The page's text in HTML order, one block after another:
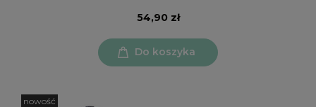
54,90 zł
Do koszyka
nowość